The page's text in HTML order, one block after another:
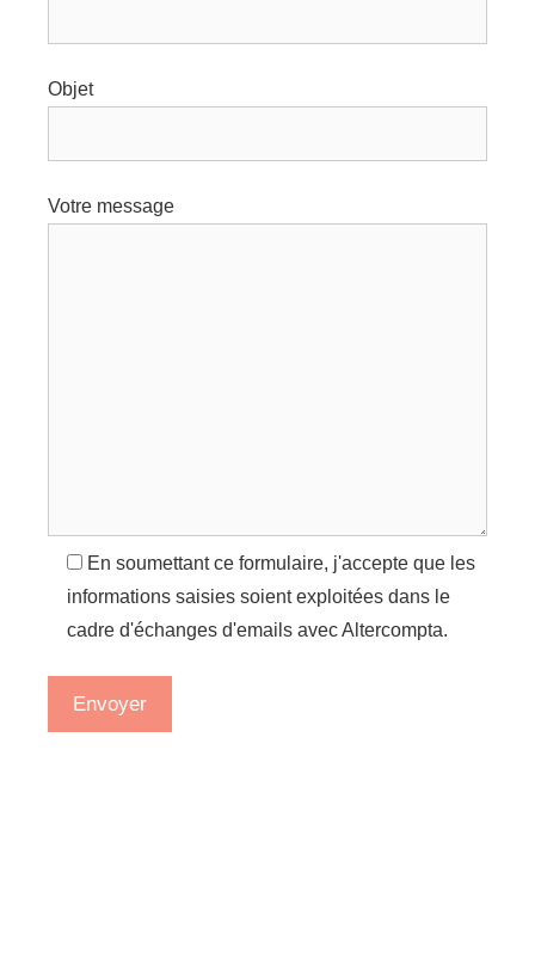
Objet
Votre message
En soumettant ce formulaire, j'accepte que les
informations saisies soient exploitées dans le
cadre d'échanges d'emails avec Altercompta.